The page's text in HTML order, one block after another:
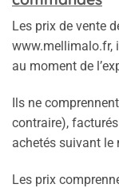
Les prix de vente
www.mellimalo.fr,
au moment de
Ils ne
contraire),
achetés suivant
Les prix